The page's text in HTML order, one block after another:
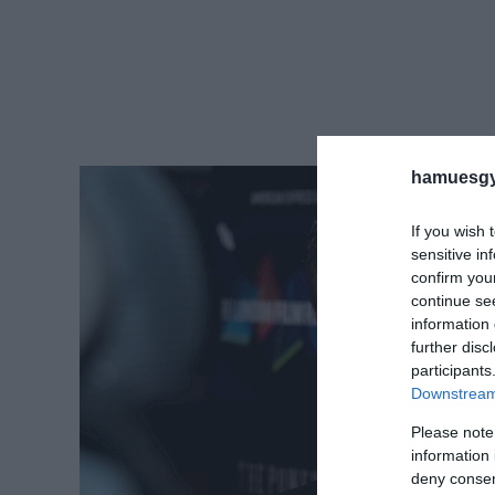
If you wish
sensitive
confirm
continue
information
further
Please
information
deny